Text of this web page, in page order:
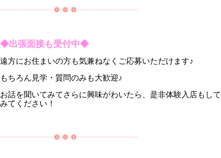
┈┈┈┈┈┈┈ ❁ ❁ ❁ ┈┈┈┈┈┈┈┈
◆出張面接も受付中◆
遠方にお住まいの方も気兼ねなくご応募いただけます♪
もちろん見学・質問のみも大歓迎♪
お話を聞いてみてさらに興味がわいたら、是非体験入店もして
みてください！
┈┈┈┈┈┈┈ ❁ ❁ ❁ ┈┈┈┈┈┈┈┈